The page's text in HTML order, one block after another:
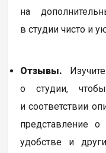
на
в студии чисто и
Отзывы.
о студии,
и соответствии
представление о
удобстве и